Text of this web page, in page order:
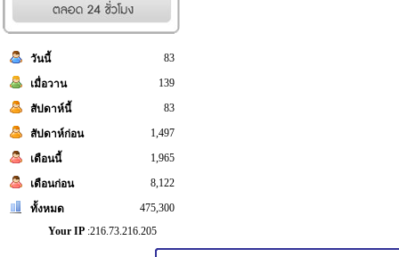
วันนี้ 83
เมื่อวาน 139
สัปดาห์นี้ 83
สัปดาห์ก่อน 1,497
เดือนนี้ 1,965
เดือนก่อน 8,122
ทั้งหมด
475,300
Your IP :216.73.216.205